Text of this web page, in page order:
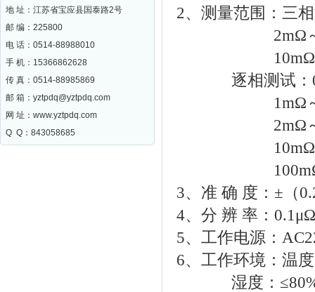
地 址：江苏省宝应县国泰路2号
邮 编： 225800
电 话：0514-88988010
手 机：15366862628
传 真：0514-88985869
邮 箱： yztpdq@yztpdq.com
网 址： www.yztpdq.com
Q Q：843058685
2、测量范围：三
2mΩ～1Ω
10mΩ～
逐相测试：
1mΩ～
2mΩ～
10mΩ～
100mΩ～
3、准 确 度：±（
4、分 辨 率：0.1μΩ
5、工作电源：
6、工作环境：温
湿度：